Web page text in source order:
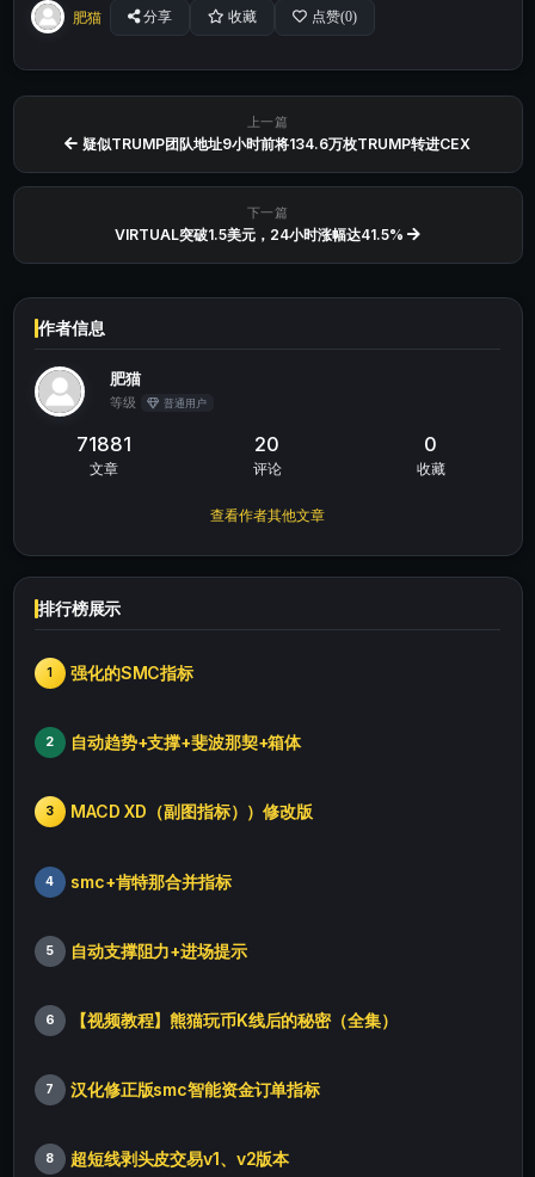
肥猫 分享 收藏 点赞(0)
上一篇
疑似TRUMP团队地址9小时前将134.6万枚TRUMP转进CEX
下一篇
VIRTUAL突破1.5美元，24小时涨幅达41.5%
作者信息
肥猫
等级 普通用户
71881
文章
20
评论
0
收藏
查看作者其他文章
排行榜展示
1 强化的SMC指标
2 自动趋势+支撑+斐波那契+箱体
3 MACD XD（副图指标））修改版
4 smc+肯特那合并指标
5 自动支撑阻力+进场提示
6 【视频教程】熊猫玩币K线后的秘密（全集）
7 汉化修正版smc智能资金订单指标
8 超短线剥头皮交易v1、v2版本